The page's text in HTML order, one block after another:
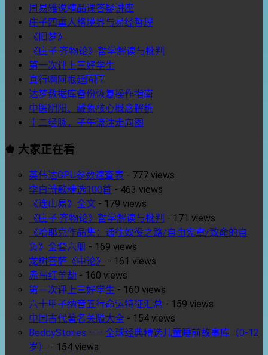
周易雅说精品课答疑讲座
庄子四重人格境界与易经哲理
《旧梦》
《庄子·齐物论》哲学解读与批判
第一次评上三好学生
真行啊阿根廷🇦🇷
达梦数据库备份恢复操作指南
中医阴阳、藏象核心概念解析
十二经脉，子午流注走向图
♚ 大家正在看
英伟达GPU参数速查表 - 777 views
李白诗歌精选100首 - 463 views
《连山易》全文 - 179 views
《庄子·齐物论》哲学解读与批判 - 171 views
《哈耶克作品集：通往奴役之路/自由宪章/致命的自
负》全套六册 - 169 views
龙树菩萨《中论》
- 161 views
赤马红羊劫 - 160 views
第一次评上三好学生 - 160 views
六十甲子纳音五行命运特征汇总 - 159 views
中国古代著名关隘大全 - 154 views
BeddyStories —— 全球经典精选儿童睡前故事库（0-12
岁）
- 154 views